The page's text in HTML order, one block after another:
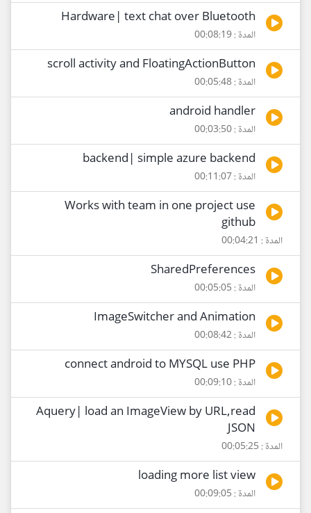
Hardware| text chat over Bluetooth
المدة : 00:08:19
scroll activity and FloatingActionButton
المدة : 00:05:48
android handler
المدة : 00:03:50
backend| simple azure backend
المدة : 00:11:07
Works with team in one project use
github
المدة : 00:04:21
SharedPreferences
المدة : 00:05:05
ImageSwitcher and Animation
المدة : 00:08:42
connect android to MYSQL use PHP
المدة : 00:09:10
Aquery| load an ImageView by URL,read
JSON
المدة : 00:05:25
loading more list view
المدة : 00:09:05